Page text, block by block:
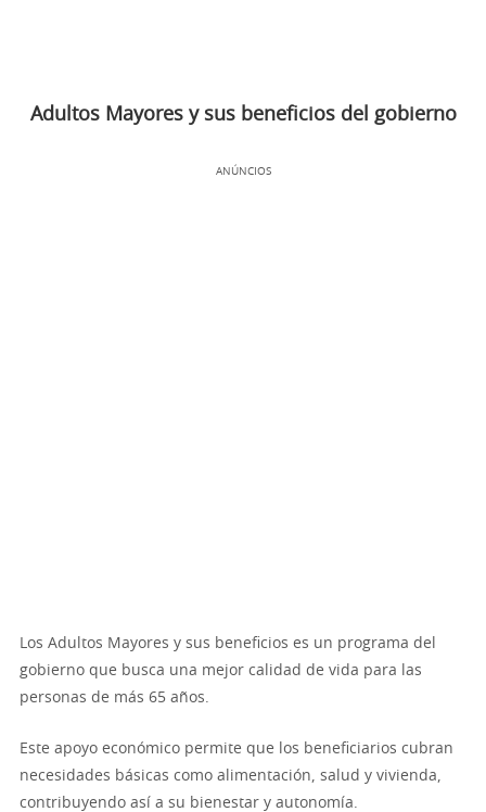
Adultos Mayores y sus beneficios del gobierno
ANÚNCIOS
Los Adultos Mayores y sus beneficios es un programa del
gobierno que busca una mejor calidad de vida para las
personas de más 65 años.
Este apoyo económico permite que los beneficiarios cubran
necesidades básicas como alimentación, salud y vivienda,
contribuyendo así a su bienestar y autonomía.